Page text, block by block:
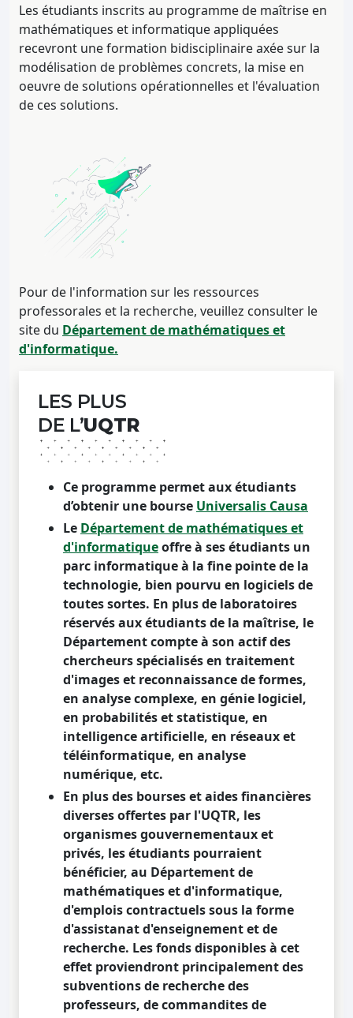
Les étudiants inscrits au programme de maîtrise en
mathématiques et informatique appliquées
recevront une formation bidisciplinaire axée sur la
modélisation de problèmes concrets, la mise en
oeuvre de solutions opérationnelles et l'évaluation
de ces solutions.
Pour de l'information sur les ressources
professorales et la recherche, veuillez consulter le
site du Département de mathématiques et
d'informatique.
LES PLUS
DE L’UQTR
Ce programme permet aux étudiants
d’obtenir une bourse Universalis Causa
Le Département de mathématiques et
d'informatiqueoffre à ses étudiants un
parc informatique à la fine pointe de la
technologie, bien pourvu en logiciels de
toutes sortes. En plus de laboratoires
réservés aux étudiants de la maîtrise, le
Département compte à son actif des
chercheurs spécialisés en traitement
d'images et reconnaissance de formes,
en analyse complexe, en génie logiciel,
en probabilités et statistique, en
intelligence artificielle, en réseaux et
téléinformatique, en analyse
numérique, etc.
En plus des bourses et aides financières
diverses offertes par l'UQTR, les
organismes gouvernementaux et
privés, les étudiants pourraient
bénéficier, au Département de
mathématiques et d'informatique,
d'emplois contractuels sous la forme
d'assistanat d'enseignement et de
recherche. Les fonds disponibles à cet
effet proviendront principalement des
subventions de recherche des
professeurs, de commandites de